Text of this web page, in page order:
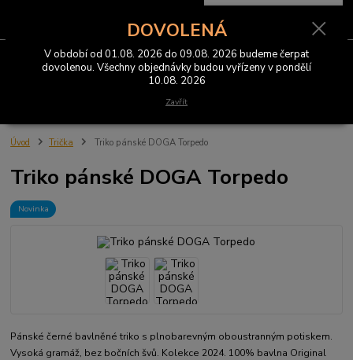
Menu
0 Kč
Úvod Trička Triko pánské DOGA Torpedo
Triko pánské DOGA Torpedo
Novinka
Pánské černé bavlněné triko s plnobarevným oboustranným potiskem.
Vysoká gramáž, bez bočních švů. Kolekce 2024. 100% bavlna Original
DOVOLENÁ
V období od 01.08. 2026 do 09.08. 2026 budeme čerpat
dovolenou. Všechny objednávky budou vyřízeny v pondělí
10.08. 2026
Zavřít